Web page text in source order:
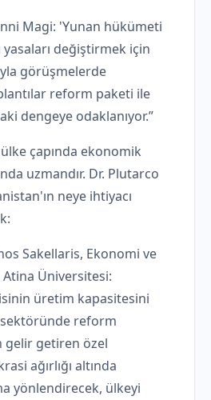
Magi: 'Yunan hükümeti
yasaları değiştirmek için
görüşmelerde
reform paketi ile
dengeye odaklanıyor.”
çapında ekonomik
uzmandır. Dr. Plutarco
neye ihtiyacı
Sakellaris, Ekonomi ve
Üniversitesi:
üretim kapasitesini
reform
gelir getiren özel
ağırlığı altında
yönlendirecek, ülkeyi